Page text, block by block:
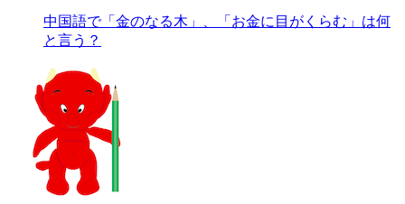
中国語で「金のなる木」、「お金に目がくらむ」は何
と言う？